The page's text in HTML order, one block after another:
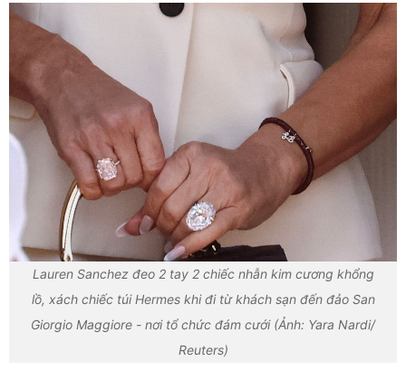
Lauren Sanchez đeo 2 tay 2 chiếc nhẫn kim cương khổng
lồ, xách chiếc túi Hermes khi đi từ khách sạn đến đảo San
Giorgio Maggiore - nơi tổ chức đám cưới (Ảnh: Yara Nardi/
Reuters)